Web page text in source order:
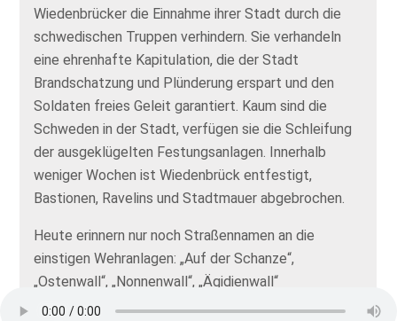
Wiedenbrücker die Einnahme ihrer Stadt durch die
schwedischen Truppen verhindern. Sie verhandeln
eine ehrenhafte Kapitulation, die der Stadt
Brandschatzung und Plünderung erspart und den
Soldaten freies Geleit garantiert. Kaum sind die
Schweden in der Stadt, verfügen sie die Schleifung
der ausgeklügelten Festungsanlagen. Innerhalb
weniger Wochen ist Wiedenbrück entfestigt,
Bastionen, Ravelins und Stadtmauer abgebrochen.
Heute erinnern nur noch Straßennamen an die
einstigen Wehranlagen: „Auf der Schanze“,
„Ostenwall“, „Nonnenwall“, „Ägidienwall“
„Mühlenwall“, „Lohwall“ oder „Neupförtner Wall“. Und